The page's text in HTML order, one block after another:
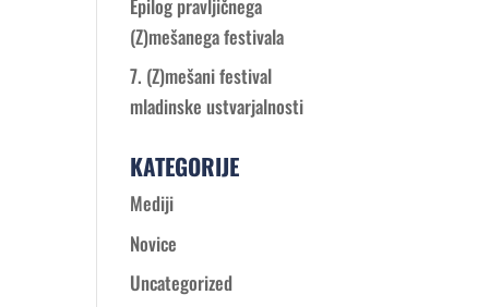
Epilog pravljičnega
(Z)mešanega festivala
7. (Z)mešani festival
mladinske ustvarjalnosti
KATEGORIJE
Mediji
Novice
Uncategorized